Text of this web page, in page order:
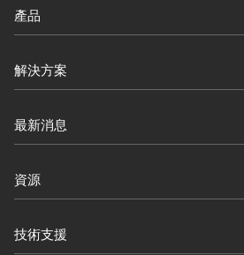
產品
解決方案
最新消息
資源
技術支援